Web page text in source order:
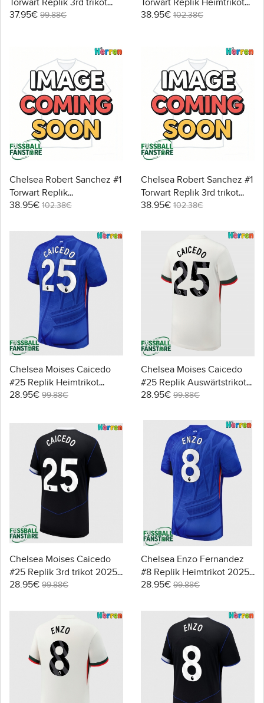
Torwart Replik 3rd trikot
2025-26 Kurzarm
37.95€ 99.88€
Torwart Replik Heimtrikot
2025-26 Langarm
38.95€ 102.38€
Chelsea Robert Sanchez #1
Torwart Replik
Auswärtstrikot 2025-26
38.95€ 102.38€
Chelsea Robert Sanchez #1
Torwart Replik 3rd trikot
2025-26 Langarm
38.95€ 102.38€
Chelsea Moises Caicedo
#25 Replik Heimtrikot
2025-26 Kurzarm
28.95€ 99.88€
Chelsea Moises Caicedo
#25 Replik Auswärtstrikot
2025-26 Kurzarm
28.95€ 99.88€
Chelsea Moises Caicedo
#25 Replik 3rd trikot 2025-
26 Kurzarm
28.95€ 99.88€
Chelsea Enzo Fernandez
#8 Replik Heimtrikot 2025-
26 Kurzarm
28.95€ 99.88€